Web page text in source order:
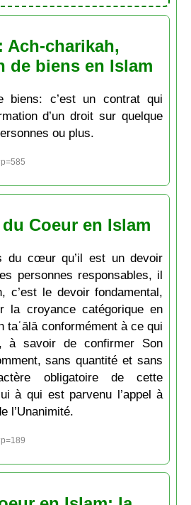
Ach-charikah,
de biens en Islam
biens: c’est un contrat qui
d’un droit sur quelque
ou plus.
Coeur en Islam
du cœur qu’il est un devoir
personnes responsables, il
c’est le devoir fondamental,
la croyance catégorique en
taʿālā conformément à ce qui
à savoir de confirmer Son
sans quantité et sans
obligatoire de cette
à qui est parvenu l’appel à
l’Unanimité.